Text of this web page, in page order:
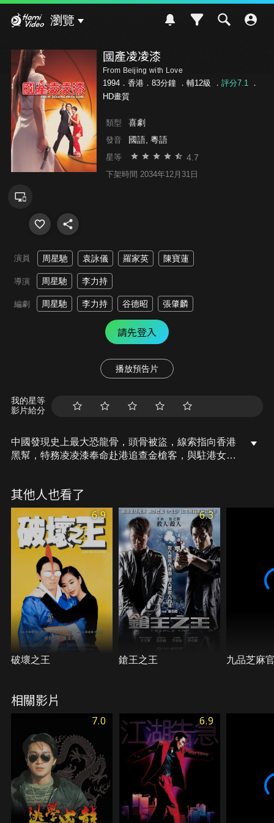
瀏覽
國產凌凌漆
From Beijing with Love
1994．香港．83分鐘 ． 輔12級 ． 評分7.1．
HD畫質
類型 喜劇
發音 國語, 粵語
星等 4.7
下架時間 2034年12月31日
演員 周星馳 袁詠儀 羅家英 陳寶蓮
導演 周星馳 李力持
編劇 周星馳 李力持 谷德昭 張肇麟
請先登入
播放預告片
我的星等
影片給分
中國發現史上最大恐龍骨，頭骨被盜，線索指向香港
黑幫，特務凌凌漆奉命赴港追查金槍客，與駐港女特
漆出手制敵，其後潛入富商派對時突發槍擊，富商身
亡，凌凌漆亦中彈，竟發現子彈來自琴的槍，開始懷
疑她的身份。
其他人也看了
6.9
破壞之王
6.3
鎗王之王 九品芝麻
相關影片
7.0 6.9